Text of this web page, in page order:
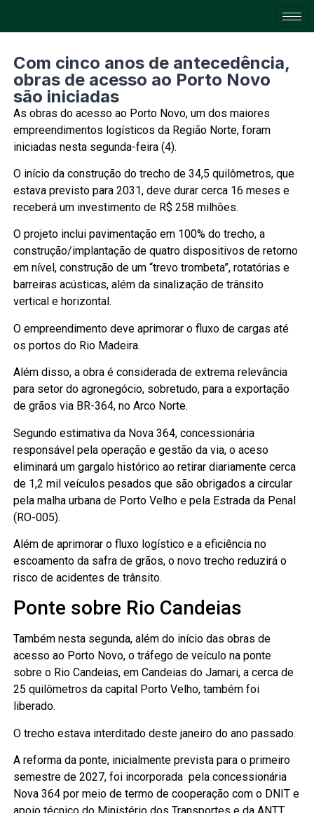
Com cinco anos de antecedência,
obras de acesso ao Porto Novo
são iniciadas
As obras do acesso ao Porto Novo, um dos maiores
empreendimentos logísticos da Região Norte, foram
iniciadas nesta segunda-feira (4).
O início da construção do trecho de 34,5 quilômetros, que
estava previsto para 2031, deve durar cerca 16 meses e
receberá um investimento de R$ 258 milhões.
O projeto inclui pavimentação em 100% do trecho, a
construção/implantação de quatro dispositivos de retorno
em nível, construção de um “trevo trombeta”, rotatórias e
barreiras acústicas, além da sinalização de trânsito
vertical e horizontal.
O empreendimento deve aprimorar o fluxo de cargas até
os portos do Rio Madeira.
Além disso, a obra é considerada de extrema relevância
para setor do agronegócio, sobretudo, para a exportação
de grãos via BR-364, no Arco Norte.
Segundo estimativa da Nova 364, concessionária
responsável pela operação e gestão da via, o aceso
eliminará um gargalo histórico ao retirar diariamente cerca
de 1,2 mil veículos pesados que são obrigados a circular
pela malha urbana de Porto Velho e pela Estrada da Penal
(RO-005).
Além de aprimorar o fluxo logístico e a eficiência no
escoamento da safra de grãos, o novo trecho reduzirá o
risco de acidentes de trânsito.
Ponte sobre Rio Candeias
Também nesta segunda, além do início das obras de
acesso ao Porto Novo, o tráfego de veículo na ponte
sobre o Rio Candeias, em Candeias do Jamari, a cerca de
25 quilômetros da capital Porto Velho,também foi
liberado.
O trecho estava interditado deste janeiro do ano passado.
A reforma da ponte, inicialmente prevista para o primeiro
semestre de 2027, foi incorporada pela concessionária
Nova 364 por meio de termo de cooperação com o DNIT e